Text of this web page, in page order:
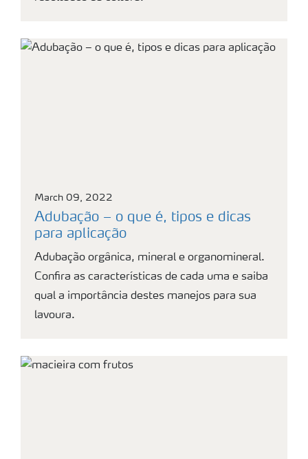
March 09, 2022
Adubação – o que é, tipos e dicas
para aplicação
Adubação orgânica, mineral e organomineral.
Confira as características de cada uma e saiba
qual a importância destes manejos para sua
lavoura.